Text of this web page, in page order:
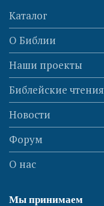
Каталог
О Библии
Наши проекты
Библейские чтения
Новости
Форум
О нас
Мы принимаем